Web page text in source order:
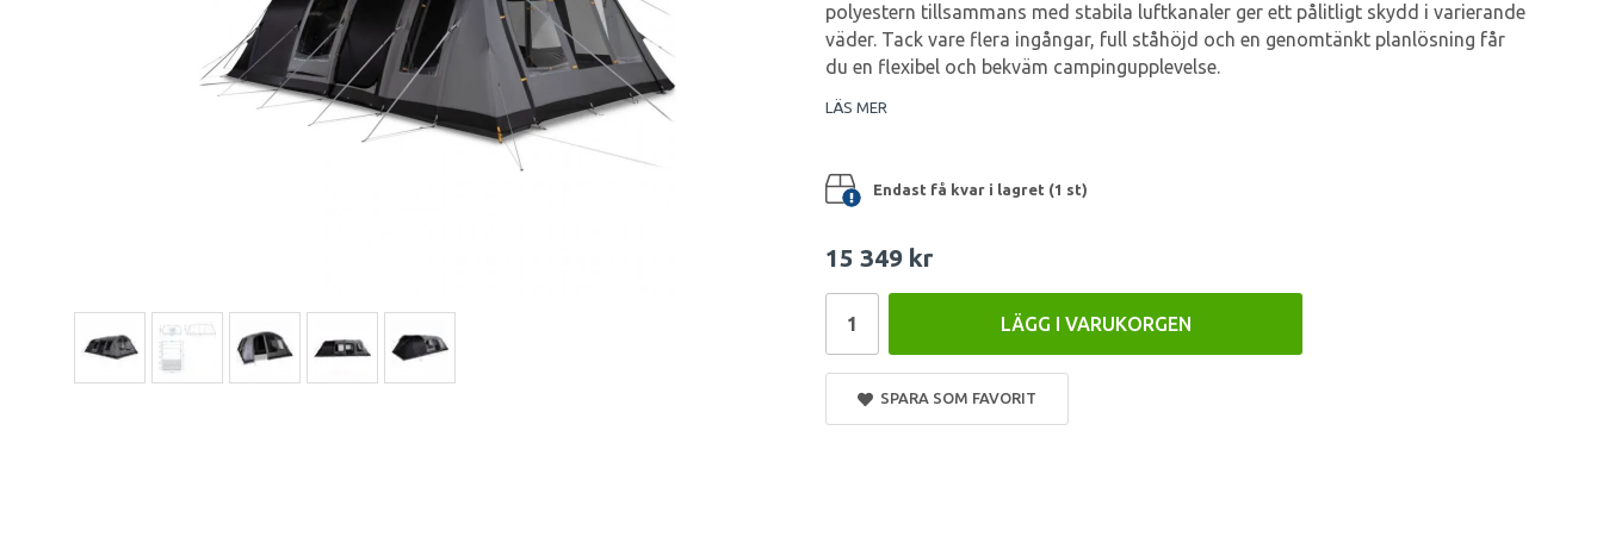
polyestern tillsammans med stabila luftkanaler ger ett pålitligt skydd i varierande
väder. Tack vare flera ingångar, full ståhöjd och en genomtänkt planlösning får
du en flexibel och bekväm campingupplevelse.
LÄS MER
Endast få kvar i lagret (1 st)
15 349 kr
LÄGG I VARUKORGEN
SPARA SOM FAVORIT